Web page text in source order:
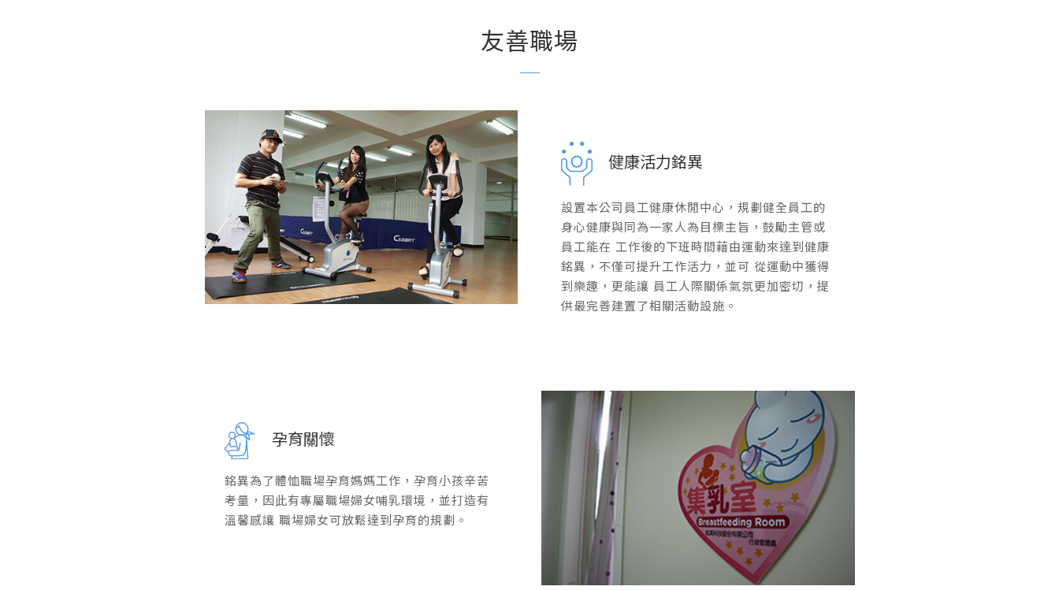
友善職場
健康活力銘異
設置本公司員工健康休閒中心，規劃健全員工的
身心健康與同為一家人為目標主旨，鼓勵主管或
員工能在 工作後的下班時間藉由運動來達到健康
銘異，不僅可提升工作活力，並可 從運動中獲得
到樂趣，更能讓 員工人際關係氣氛更加密切，提
供最完善建置了相關活動設施。
孕育關懷
銘異為了體恤職場孕育媽媽工作，孕育小孩辛苦
考量，因此有專屬職場婦女哺乳環境，並打造有
溫馨感讓 職場婦女可放鬆達到孕育的規劃。